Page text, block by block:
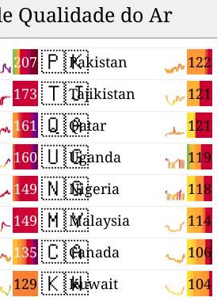
Qualidade do Ar
207
173
161
160
149
149
135
129
🇵🇰 122
Pakistan
🇹🇯 121
Tajikistan
🇶🇦 121
Qatar
🇺🇬 119
Uganda
🇳🇬 118
Nigeria
🇲🇾 114
Malaysia
🇨🇦 106
Canada
🇰🇼 104
Kuwait